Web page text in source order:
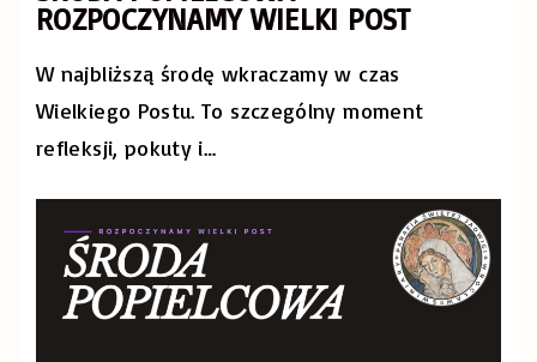
ROZPOCZYNAMY WIELKI POST
W najbliższą środę wkraczamy w czas
Wielkiego Postu. To szczególny moment
refleksji, pokuty i…